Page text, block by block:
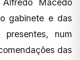
Macedo
gabinete e das
presentes, num
das